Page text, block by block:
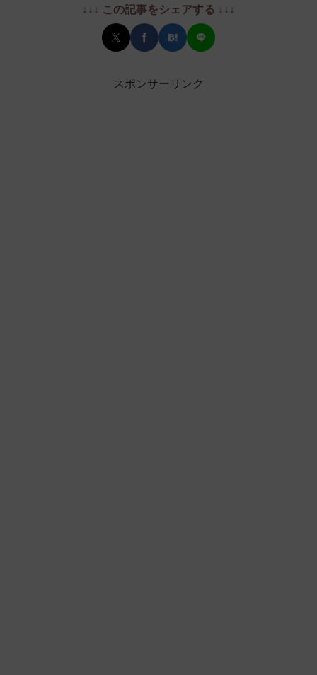
↓↓↓ この記事をシェアする ↓↓↓
スポンサーリンク